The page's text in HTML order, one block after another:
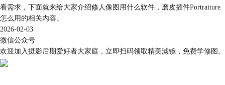
看需求，下面就来给大家介绍修人像图用什么软件，磨皮插件Portraiture
怎么用的相关内容。
2026-02-03
微信公众号
欢迎加入摄影后期爱好者大家庭，立即扫码领取精美滤镜，免费学修图。